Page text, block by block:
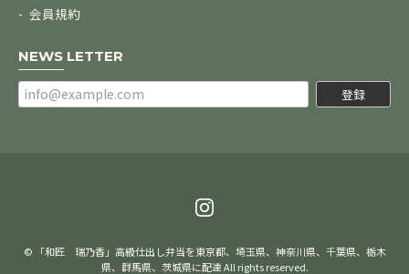
会員規約
NEWS LETTER
登録
© 「和匠 瑞乃香」高級仕出し弁当を東京都、埼玉県、神奈川県、千葉県、栃木
県、群馬県、茨城県に配達 All rights reserved.